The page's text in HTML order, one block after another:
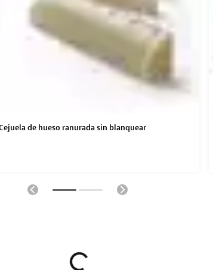
de hueso ranurada sin blanquear